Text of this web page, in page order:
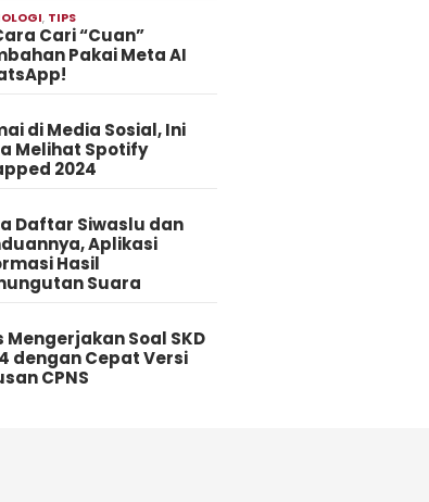
, TIPS
Cari “Cuan”
Pakai Meta AI
di Media Sosial, Ini
Melihat Spotify
2024
Daftar Siwaslu dan
Aplikasi
Hasil
Suara
Mengerjakan Soal SKD
dengan Cepat Versi
CPNS